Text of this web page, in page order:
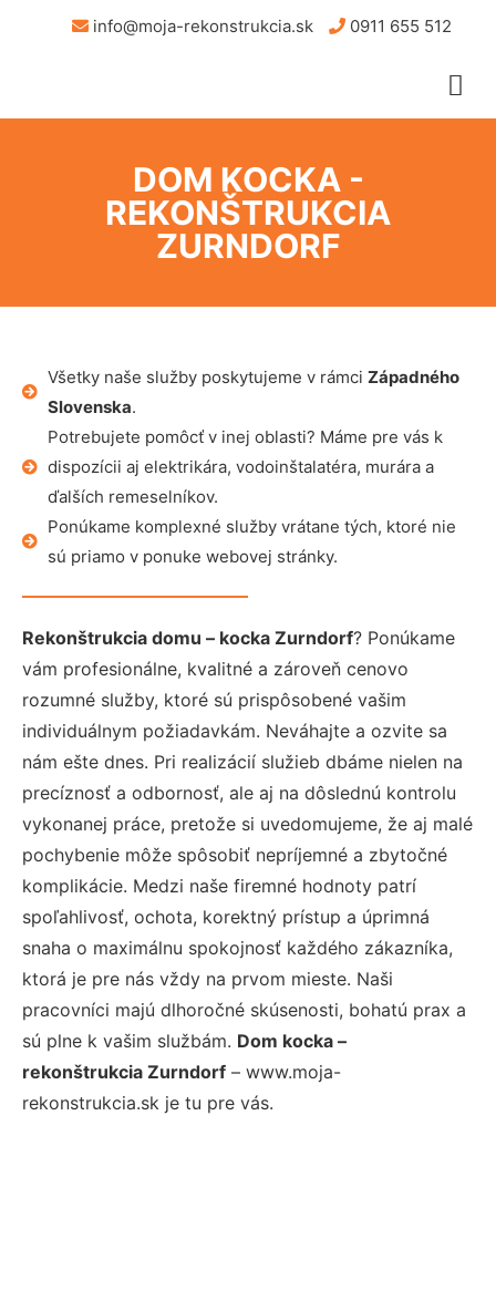
info@moja-rekonstrukcia.sk 0911 655 512
DOM KOCKA -
REKONŠTRUKCIA
ZURNDORF
Všetky naše služby poskytujeme v rámci Západného
Slovenska.
Potrebujete pomôcť v inej oblasti? Máme pre vás k
dispozícii aj elektrikára, vodoinštalatéra, murára a
ďalších remeselníkov.
Ponúkame komplexné služby vrátane tých, ktoré nie
sú priamo v ponuke webovej stránky.
Rekonštrukcia domu – kocka Zurndorf? Ponúkame
vám profesionálne, kvalitné a zároveň cenovo
rozumné služby, ktoré sú prispôsobené vašim
individuálnym požiadavkám. Neváhajte a ozvite sa
nám ešte dnes. Pri realizácií služieb dbáme nielen na
precíznosť a odbornosť, ale aj na dôslednú kontrolu
vykonanej práce, pretože si uvedomujeme, že aj malé
pochybenie môže spôsobiť nepríjemné a zbytočné
komplikácie. Medzi naše firemné hodnoty patrí
spoľahlivosť, ochota, korektný prístup a úprimná
snaha o maximálnu spokojnosť každého zákazníka,
ktorá je pre nás vždy na prvom mieste. Naši
pracovníci majú dlhoročné skúsenosti, bohatú prax a
sú plne k vašim službám. Dom kocka –
rekonštrukcia Zurndorf – www.moja-
rekonstrukcia.sk je tu pre vás.